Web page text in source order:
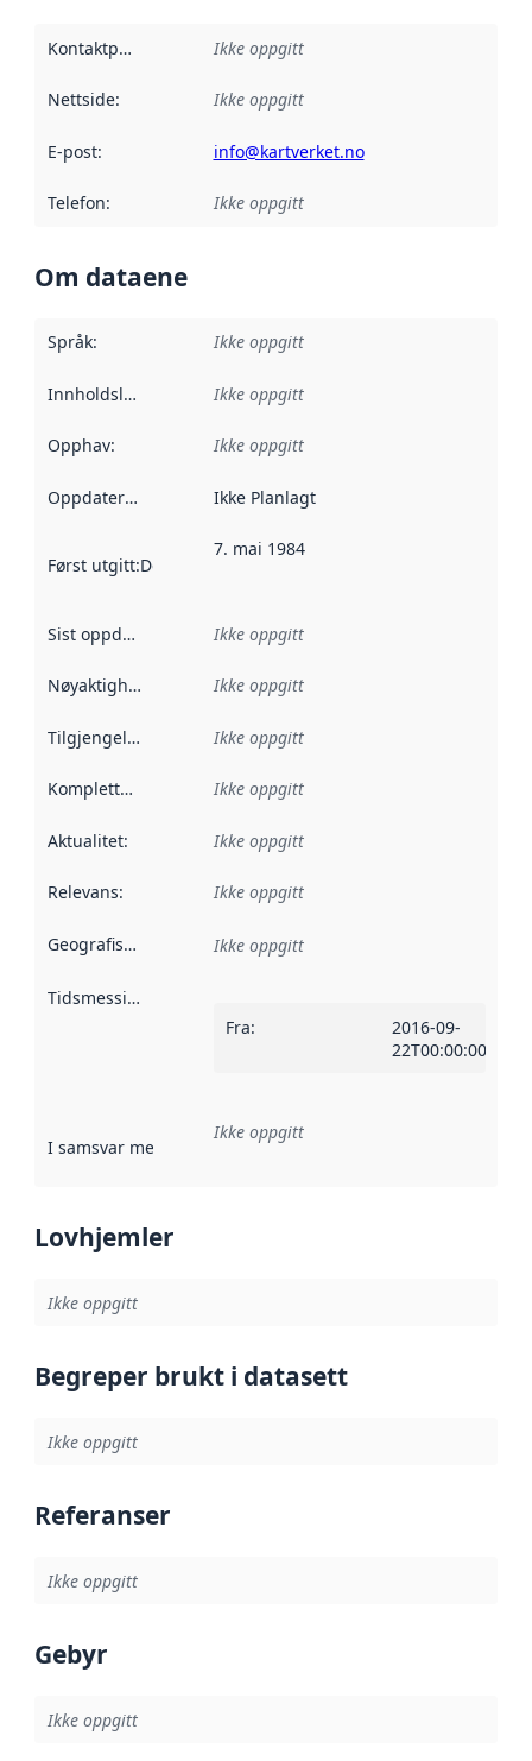
Kontaktpunkt Ikke oppgitt
Nettside: Ikke oppgitt
E-post: info@kartverket.no
Telefon: Ikke oppgitt
Om dataene
Språk: Ikke oppgitt
Innholdsleverandører :
Ikke oppgitt
Opphav: Ikke oppgitt
Oppdateringsfrekvens :
Ikke Planlagt
Først utgitt:Denne datoen sier når dataene i dette
7. mai 1984
Sist oppdatert Ikke oppgitt
Nøyaktighet Ikke oppgitt
Tilgjengelighet Ikke oppgitt
Kompletthet Ikke oppgitt
Aktualitet: Ikke oppgitt
Relevans: Ikke oppgitt
Geografisk avgrensning :
Ikke oppgitt
Tidsmessig avgrensning
Fra:
2016-09-
22T00:00:00Z
I samsvar med Referanse til en implementasjonsregel
Ikke oppgitt
Lovhjemler
Ikke oppgitt
Begreper brukt i datasett
Ikke oppgitt
Referanser
Ikke oppgitt
Gebyr
Ikke oppgitt